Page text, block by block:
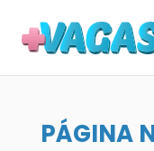
PÁGINA